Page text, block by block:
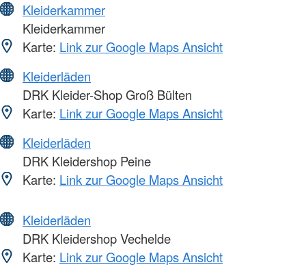
Kleiderkammer
Kleiderkammer
Karte: Link zur Google Maps Ansicht
Kleiderläden
DRK Kleider-Shop Groß Bülten
Karte: Link zur Google Maps Ansicht
Kleiderläden
DRK Kleidershop Peine
Karte: Link zur Google Maps Ansicht
Kleiderläden
DRK Kleidershop Vechelde
Karte: Link zur Google Maps Ansicht